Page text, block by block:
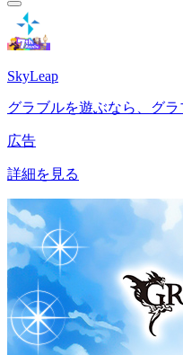
SkyLeap
グラブルを遊ぶなら、グラ
広告
詳細を見る